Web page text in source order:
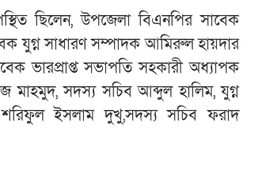
ছিলেন, উপজেলা বিএনপির সাবেক
যুগ্ন সাধারণ সম্পাদক আমিরুল হায়দার
ভারপ্রাপ্ত সভাপতি সহকারী অধ্যাপক
মাহমুদ, সদস্য সচিব আব্দুল হালিম, যুগ্ন
ইসলাম দুখু,সদস্য সচিব ফরাদ